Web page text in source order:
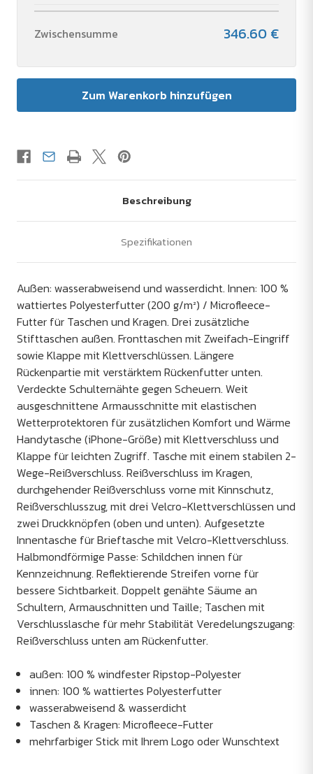
Zwischensumme 346.60 €
Beschreibung
Spezifikationen
Außen: wasserabweisend und wasserdicht. Innen: 100 %
wattiertes Polyesterfutter (200 g/m²) / Microfleece-
Futter für Taschen und Kragen. Drei zusätzliche
Stifttaschen außen. Fronttaschen mit Zweifach-Eingriff
sowie Klappe mit Klettverschlüssen. Längere
Rückenpartie mit verstärktem Rückenfutter unten.
Verdeckte Schulternähte gegen Scheuern. Weit
ausgeschnittene Armausschnitte mit elastischen
Wetterprotektoren für zusätzlichen Komfort und Wärme
Handytasche (iPhone-Größe) mit Klettverschluss und
Klappe für leichten Zugriff. Tasche mit einem stabilen 2-
Wege-Reißverschluss. Reißverschluss im Kragen,
durchgehender Reißverschluss vorne mit Kinnschutz,
Reißverschlusszug, mit drei Velcro-Klettverschlüssen und
zwei Druckknöpfen (oben und unten). Aufgesetzte
Innentasche für Brieftasche mit Velcro-Klettverschluss.
Halbmondförmige Passe: Schildchen innen für
Kennzeichnung. Reflektierende Streifen vorne für
bessere Sichtbarkeit. Doppelt genähte Säume an
Schultern, Armauschnitten und Taille; Taschen mit
Verschlusslasche für mehr Stabilität Veredelungszugang:
Reißverschluss unten am Rückenfutter.
außen: 100 % windfester Ripstop-Polyester
innen: 100 % wattiertes Polyesterfutter
wasserabweisend & wasserdicht
Taschen & Kragen: Microfleece-Futter
mehrfarbiger Stick mit Ihrem Logo oder Wunschtext